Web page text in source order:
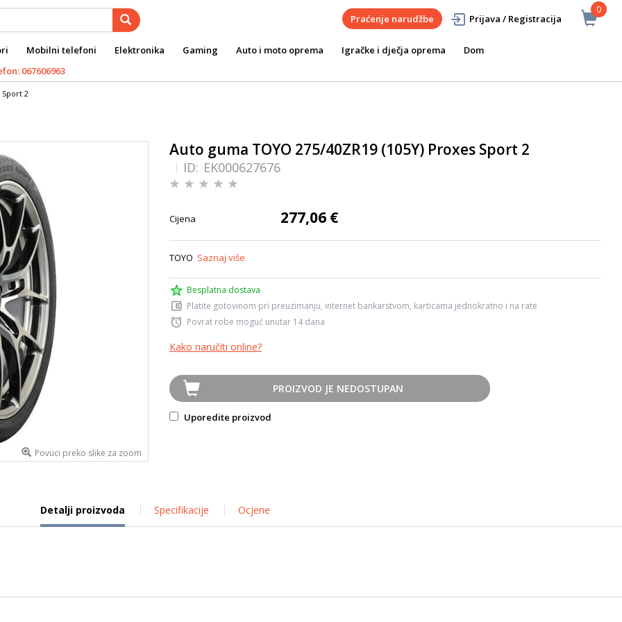
0
Praćenje narudžbe Prijava / Registracija
Mobilni telefoni Elektronika Gaming Auto i moto oprema Igračke i dječja oprema
Dom
067606963
Sport 2
Povuci preko slike za zoom
Auto guma TOYO 275/40ZR19 (105Y) Proxes Sport 2
ID: EK000627676
Cijena 277,06 €
TOYO Saznaj više
Besplatna dostava
Platite gotovinom pri preuzimanju, internet bankarstvom, karticama jednokratno i na rate
Povrat robe moguć unutar 14 dana
Kako naručiti online?
PROIZVOD JE NEDOSTUPAN
Uporedite proizvod
Detalji proizvoda Specifikacije Ocjene